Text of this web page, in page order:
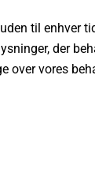
til enhver
der
over vores